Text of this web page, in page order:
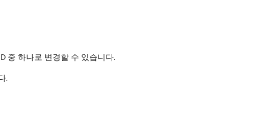
중 하나로 변경할 수 있습니다.
.